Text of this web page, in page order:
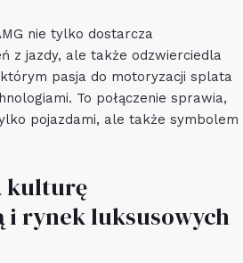
nie tylko dostarcza
z jazdy, ale także odzwierciedla
pasja do motoryzacji splata
To połączenie sprawia,
pojazdami, ale także symbolem
kulturę
i rynek luksusowych